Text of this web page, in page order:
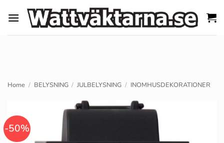
Home / BELYSNING / JULBELYSNING / INOMHUSDEKORATIONER
-50%